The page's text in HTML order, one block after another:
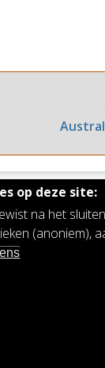
op deze site:
na het
(anoniem),